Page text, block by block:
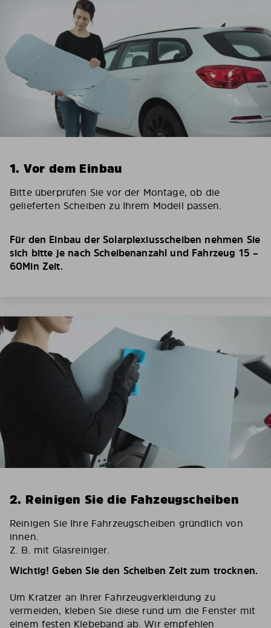
1. Vor dem Einbau
Bitte überprüfen Sie vor der Montage, ob die
gelieferten Scheiben zu Ihrem Modell passen.
Für den Einbau der Solarplexiusscheiben nehmen Sie
sich bitte je nach Scheibenanzahl und Fahrzeug 15 –
60Min Zeit.
2. Reinigen Sie die Fahzeugscheiben
Reinigen Sie Ihre Fahrzeugscheiben gründlich von
innen.
Z. B. mit Glasreiniger.
Wichtig! Geben Sie den Scheiben Zeit zum trocknen.
Um Kratzer an Ihrer Fahrzeugverkleidung zu
vermeiden, kleben Sie diese rund um die Fenster mit
einem festen Klebeband ab. Wir empfehlen